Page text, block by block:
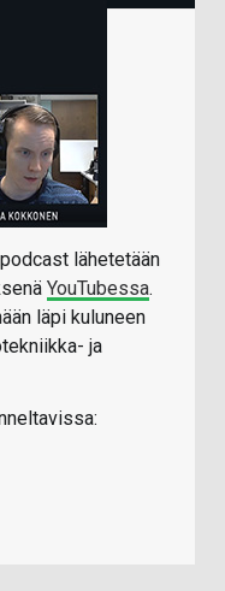
lähetetään
YouTubessa.
läpi kuluneen
ja